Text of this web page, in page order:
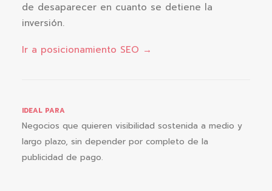
de desaparecer en cuanto se detiene la
inversión.
Ir a posicionamiento SEO →
IDEAL PARA
Negocios que quieren visibilidad sostenida a medio y
largo plazo, sin depender por completo de la
publicidad de pago.